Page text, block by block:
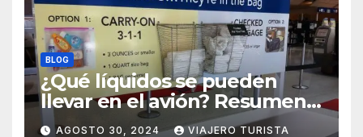
BLOG
¿Qué líquidos se pueden
llevar en el avión? Resumen
práctico y rápido
AGOSTO 30, 2024 VIAJERO TURISTA